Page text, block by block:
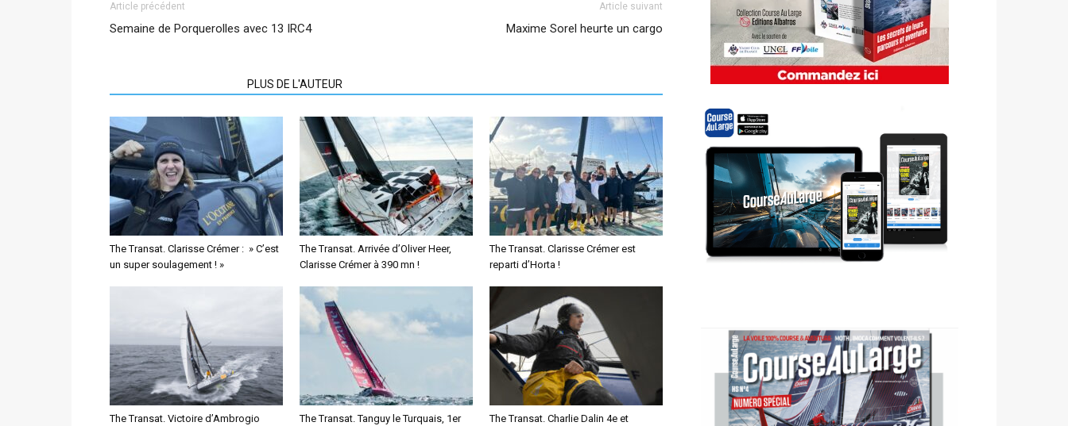
Article précédent
Semaine de Porquerolles avec 13 IRC4
Article suivant
Maxime Sorel heurte un cargo
PLUS DE L'AUTEUR
The Transat. Clarisse Crémer : » C’est
un super soulagement ! »
The Transat. Arrivée d’Oliver Heer,
Clarisse Crémer à 390 mn !
The Transat. Clarisse Crémer est
reparti d’Horta !
The Transat. Victoire d’Ambrogio
The Transat. Tanguy le Turquais, 1er
The Transat. Charlie Dalin 4e et